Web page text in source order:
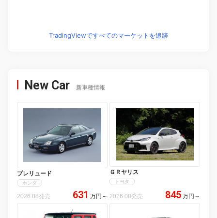
TradingViewですべてのマーケットを追跡
New Car 新車種情報
プレリュード
ホンダ
2026.08発売 631 万円 ～
ＧＲヤリス
トヨタ
2026.08発売 845 万円 ～